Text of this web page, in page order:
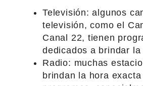
Televisión: algunos
televisión, como el
Canal 22, tienen
dedicados a brindar
Radio: muchas
brindan la hora